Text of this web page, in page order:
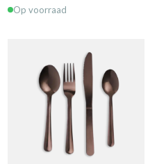
Op voorraad